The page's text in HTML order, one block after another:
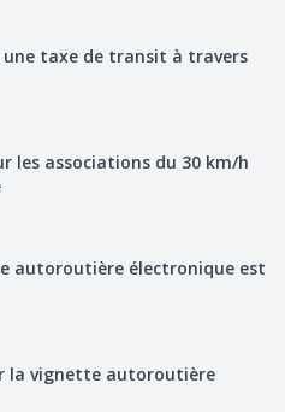
une taxe de transit à travers
les associations du 30 km/h
autoroutière électronique est
la vignette autoroutière